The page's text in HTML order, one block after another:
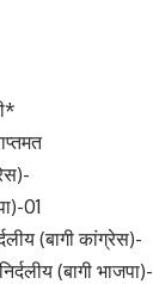
01
(बागी कांग्रेस)-
(बागी भाजपा)-